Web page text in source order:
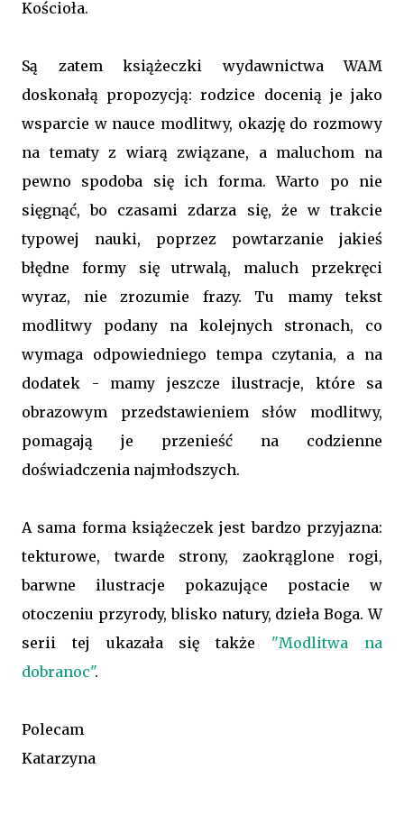
Kościoła.
Są zatem książeczki wydawnictwa WAM
doskonałą propozycją: rodzice docenią je jako
wsparcie w nauce modlitwy, okazję do rozmowy
na tematy z wiarą związane, a maluchom na
pewno spodoba się ich forma. Warto po nie
sięgnąć, bo czasami zdarza się, że w trakcie
typowej nauki, poprzez powtarzanie jakieś
błędne formy się utrwalą, maluch przekręci
wyraz, nie zrozumie frazy. Tu mamy tekst
modlitwy podany na kolejnych stronach, co
wymaga odpowiedniego tempa czytania, a na
dodatek - mamy jeszcze ilustracje, które sa
obrazowym przedstawieniem słów modlitwy,
pomagają je przenieść na codzienne
doświadczenia najmłodszych.
A sama forma książeczek jest bardzo przyjazna:
tekturowe, twarde strony, zaokrąglone rogi,
barwne ilustracje pokazujące postacie w
otoczeniu przyrody, blisko natury, dzieła Boga. W
serii tej ukazała się także "Modlitwa na
dobranoc".
Polecam
Katarzyna